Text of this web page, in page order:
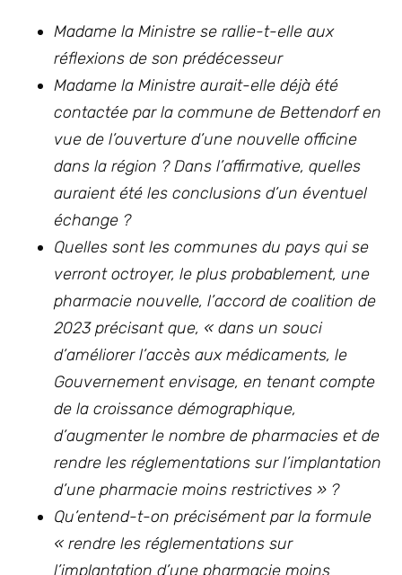
Madame la Ministre se rallie-t-elle aux
réflexions de son prédécesseur
Madame la Ministre aurait-elle déjà été
contactée par la commune de Bettendorf en
vue de l’ouverture d’une nouvelle officine
dans la région ? Dans l’affirmative, quelles
auraient été les conclusions d’un éventuel
échange ?
Quelles sont les communes du pays qui se
verront octroyer, le plus probablement, une
pharmacie nouvelle, l’accord de coalition de
2023 précisant que, « dans un souci
d’améliorer l’accès aux médicaments, le
Gouvernement envisage, en tenant compte
de la croissance démographique,
d’augmenter le nombre de pharmacies et de
rendre les réglementations sur l’implantation
d’une pharmacie moins restrictives » ?
Qu’entend-t-on précisément par la formule
« rendre les réglementations sur
l’implantation d’une pharmacie moins